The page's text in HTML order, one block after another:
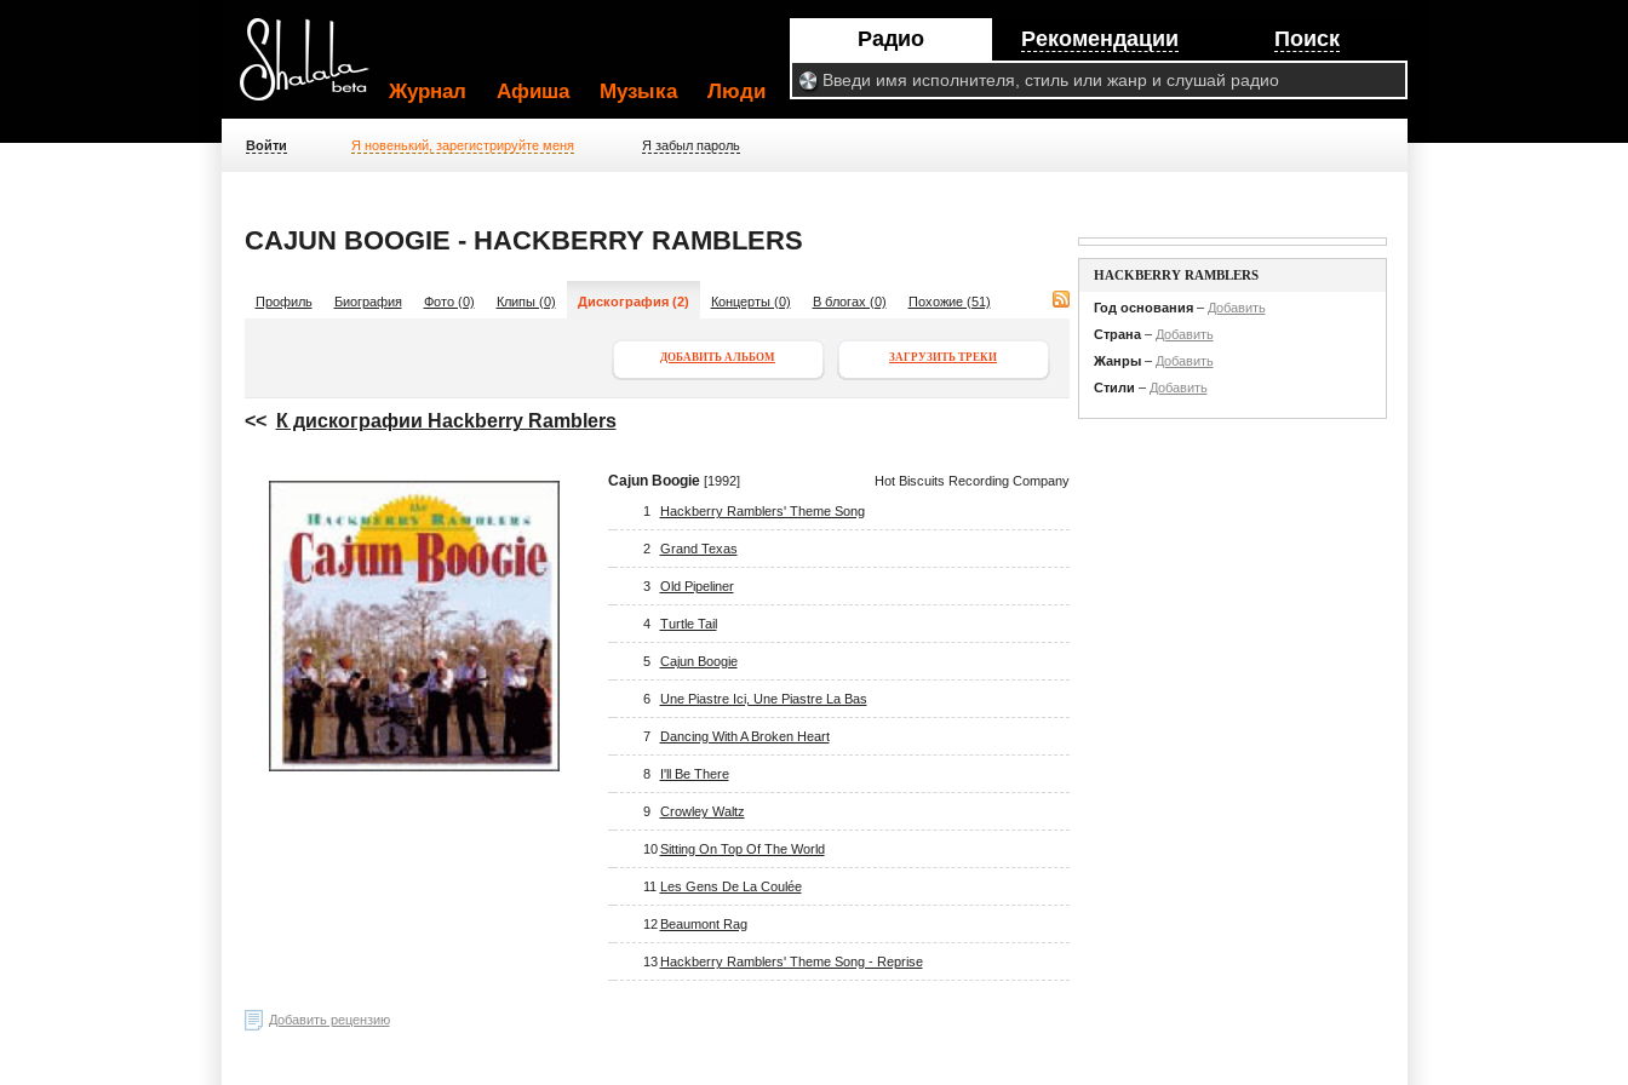
Радио Рекомендации Поиск
Журнал Афиша Музыка Люди
Войти Я новенький, зарегистрируйте меня Я забыл пароль
CAJUN BOOGIE - HACKBERRY RAMBLERS
Профиль Биография Фото (0) Клипы (0) Дискография (2) Концерты (0) В блогах (0) Похожие (51)
ЗАГРУЗИТЬ ТРЕКИ
ДОБАВИТЬ АЛЬБОМ
<< К дискографии Hackberry Ramblers
Cajun Boogie[1992] Hot Biscuits Recording Company
1 Hackberry Ramblers' Theme Song
2 Grand Texas
3 Old Pipeliner
4 Turtle Tail
5 Cajun Boogie
6 Une Piastre Ici, Une Piastre La Bas
7 Dancing With A Broken Heart
8 I'll Be There
9 Crowley Waltz
10 Sitting On Top Of The World
11 Les Gens De La Coulée
12 Beaumont Rag
13 Hackberry Ramblers' Theme Song - Reprise
Добавить рецензию
HACKBERRY RAMBLERS
Год основания– Добавить
Страна– Добавить
Жанры– Добавить
Стили – Добавить